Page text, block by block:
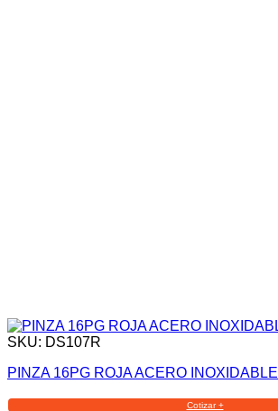
SKU: DS107R
PINZA 16PG ROJA ACERO INOXIDABLE
Cotizar +